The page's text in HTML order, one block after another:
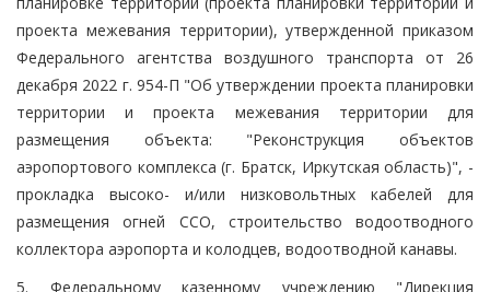
проекта межевания территории), утвержденной приказом
Федерального агентства воздушного транспорта от 26
декабря 2022 г. 954-П "Об утверждении проекта планировки
территории и проекта межевания территории для
размещения объекта: "Реконструкция объектов
аэропортового комплекса (г. Братск, Иркутская область)", -
прокладка высоко- и/или низковольтных кабелей для
размещения огней ССО, строительство водоотводного
коллектора аэропорта и колодцев, водоотводной канавы.
5. Федеральному казенному учреждению "Дирекция